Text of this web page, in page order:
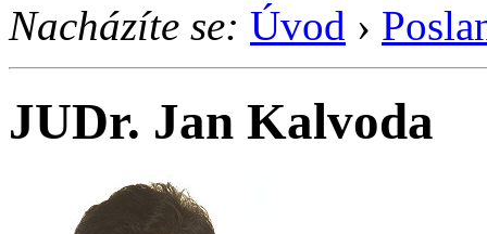
Nacházíte se: Úvod ›
JUDr. Jan Kalvoda